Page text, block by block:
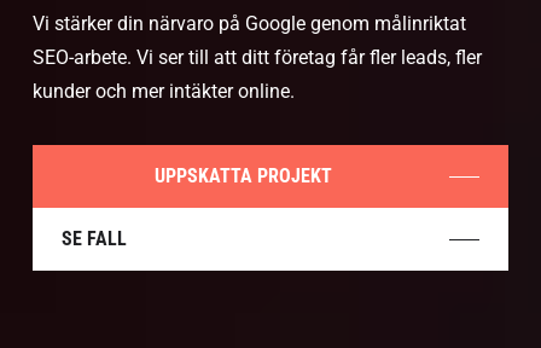
Vi stärker din närvaro på Google genom målinriktat
SEO-arbete. Vi ser till att ditt företag får fler leads, fler
kunder och mer intäkter online.
UPPSKATTA PROJEKT
SE FALL